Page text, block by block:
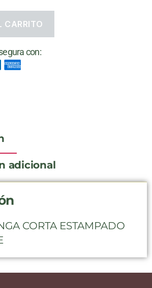
CARRITO
con:
adicional
CORTA ESTAMPADO